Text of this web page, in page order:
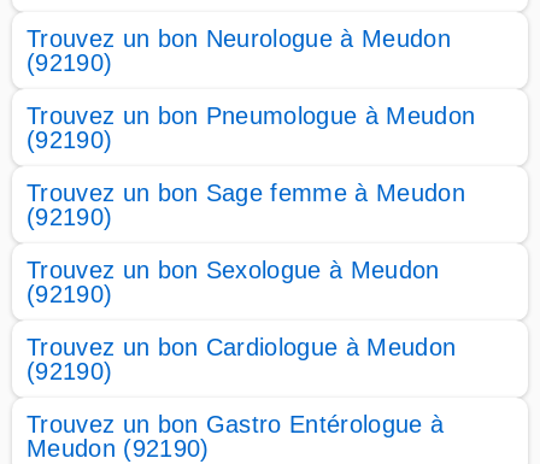
Trouvez un bon Neurologue à Meudon
(92190)
Trouvez un bon Pneumologue à Meudon
(92190)
Trouvez un bon Sage femme à Meudon
(92190)
Trouvez un bon Sexologue à Meudon
(92190)
Trouvez un bon Cardiologue à Meudon
(92190)
Trouvez un bon Gastro Entérologue à
Meudon (92190)